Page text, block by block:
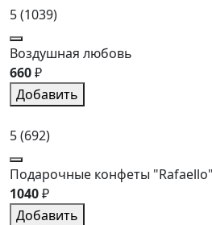
5(1039)
Воздушная любовь
660₽
Добавить
5(692)
Подарочные конфеты "Rafaello"
1040₽
Добавить